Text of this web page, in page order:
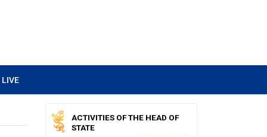
LIVE
ACTIVITIES OF THE HEAD OF
STATE